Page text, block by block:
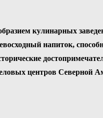
кулинарных
напиток,
центров Северной